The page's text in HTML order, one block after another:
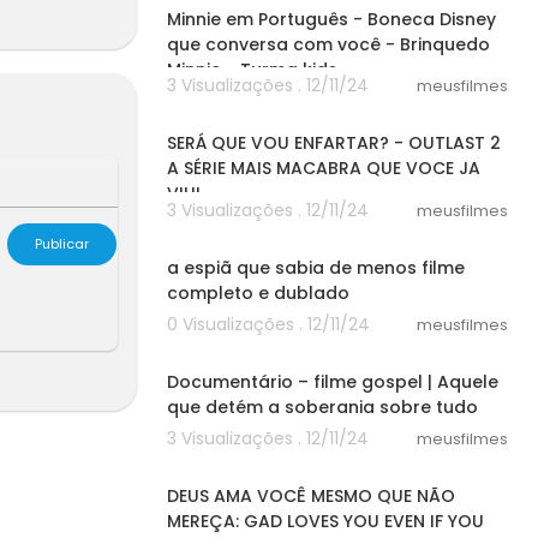
Minnie em Português - Boneca Disney
que conversa com você - Brinquedo
Minnie - Turma kids
3 Visualizações . 12/11/24 meusfilmes
SERÁ QUE VOU ENFARTAR? - OUTLAST 2
A SÉRIE MAIS MACABRA QUE VOCE JA
VIU!
3 Visualizações . 12/11/24 meusfilmes
a espiã que sabia de menos filme
completo e dublado
0 Visualizações . 12/11/24
meusfilmes
Documentário – filme gospel | Aquele
que detém a soberania sobre tudo
3 Visualizações . 12/11/24
meusfilmes
DEUS AMA VOCÊ MESMO QUE NÃO
MEREÇA: GAD LOVES YOU EVEN IF YOU
geral.
Publicar